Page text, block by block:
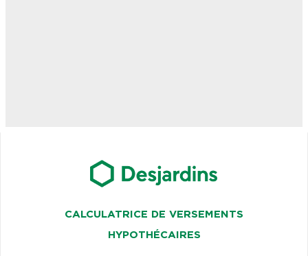
CALCULATRICE DE VERSEMENTS
HYPOTHÉCAIRES